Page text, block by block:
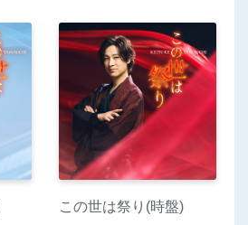
この世は祭り(時盤)